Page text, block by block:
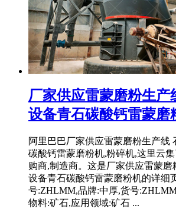
厂家供应雷蒙磨粉生产
设备青石碳酸钙雷蒙磨
阿里巴巴厂家供应雷蒙磨粉生产线
碳酸钙雷蒙磨粉机,粉碎机,这里云
购商,制造商。这是厂家供应雷蒙
设备青石碳酸钙雷蒙磨粉机的详细
号:ZHLMM,品牌:中厚,货号
物料:矿石,应用领域:矿石 ...